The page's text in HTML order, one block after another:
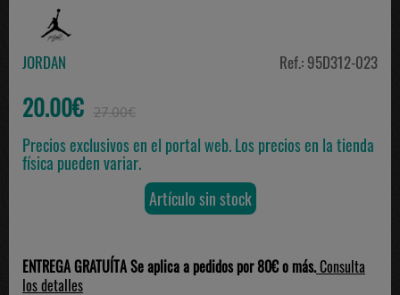
JORDAN Ref.: 95D312-023
20.00€ 27.00€
Precios exclusivos en el portal web. Los precios en la tienda
física pueden variar.
Artículo sin stock
ENTREGA GRATUÍTA Se aplica a pedidos por 80€ o más.Consulta
los detalles